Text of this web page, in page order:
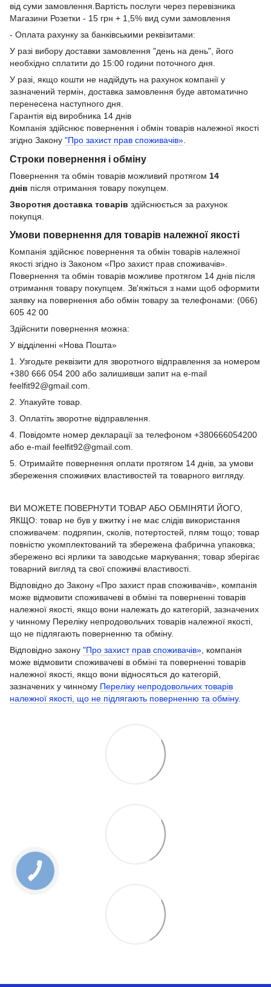
від суми замовлення.Вартість послуги через перевізника
Магазини Розетки - 15 грн + 1,5% вид суми замовлення
- Оплата рахунку за банківськими реквізитами:
У разі вибору доставки замовлення "день на день", його
необхідно сплатити до 15:00 години поточного дня.
У разі, якщо кошти не надійдуть на рахунок компанії у
зазначений термін, доставка замовлення буде автоматично
перенесена наступного дня.
Гарантія від виробника 14 днів
Компанія здійснює повернення і обмін товарів належної якості
згідно Закону "Про захист прав споживачів»
Строки повернення і обміну
Повернення та обмін товарів можливий протягом 14
днів після отримання товару покупцем.
Зворотня доставка товарів здійснюється за рахунок
покупця.
Умови повернення для товарів належної якості
Компанія здійснює повернення та обмін товарів належної
якості згідно із Законом «Про захист прав споживачів».
Повернення та обмін товарів можливе протягом 14 днів після
отримання товару покупцем. Зв'яжіться з нами щоб оформити
заявку на повернення або обмін товару за телефонами: (066)
605 42 00
Здійснити повернення можна:
У відділенні «Нова Пошта»
1. Узгодьте реквізити для зворотного відправлення за номером
+380 666 054 200 або залишивши запит на e-mail
feelfit92@gmail.com.
2. Упакуйте товар.
3. Оплатіть зворотне відправлення.
4. Повідомте номер декларації за телефоном +380666054200
або e-mail feelfit92@gmail.com.
5. Отримайте повернення оплати протягом 14 днів, за умови
збереження споживчих властивостей та товарного вигляду.
ВИ МОЖЕТЕ ПОВЕРНУТИ ТОВАР АБО ОБМІНЯТИ ЙОГО,
ЯКЩО: товар не був у вжитку і не має слідів використання
споживачем: подряпин, сколів, потертостей, плям тощо; товар
повністю укомплектований та збережена фабрична упаковка;
збережено всі ярлики та заводське маркування; товар зберігає
товарний вигляд та свої споживчі властивості.
Відповідно до Закону «Про захист прав споживачів», компанія
може відмовити споживачеві в обміні та поверненні товарів
належної якості, якщо вони належать до категорій, зазначених
у чинному Переліку непродовольчих товарів належної якості,
що не підлягають поверненню та обміну.
Відповідно закону "Про захист прав споживачів», компанія
може відмовити споживачеві в обміні та поверненні товарів
належної якості, якщо вони відносяться до категорій,
зазначених у чинному Переліку непродовольчих товарів
належної якості, що не підлягають поверненню та обміну.